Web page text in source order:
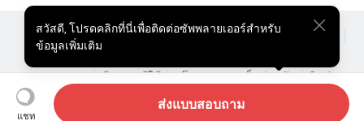
แชท
ส่งแบบสอบถาม
สวัสดี,โปรดคลิกที่นี่เพื่อติดต่อซัพพลายเออร์สำหรับ
ข้อมูลเพิ่มเติม
ผลิตภัณฑ์ยอดนิยม สินค้ายอดนิยม ราคา
ขายส่งผลิตภัณฑ์ร้อน
ซองจดหมาย
ข้อตกลงผู้ใช้ นโยบายความเป็นส่วนตัว
ติดต่อ
Copyright © 2026 Focus Technology Co., Ltd. All Rights Reserved